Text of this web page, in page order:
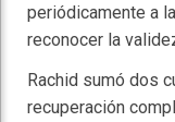
periódicamente a
reconocer la
Rachid sumó dos
recuperación